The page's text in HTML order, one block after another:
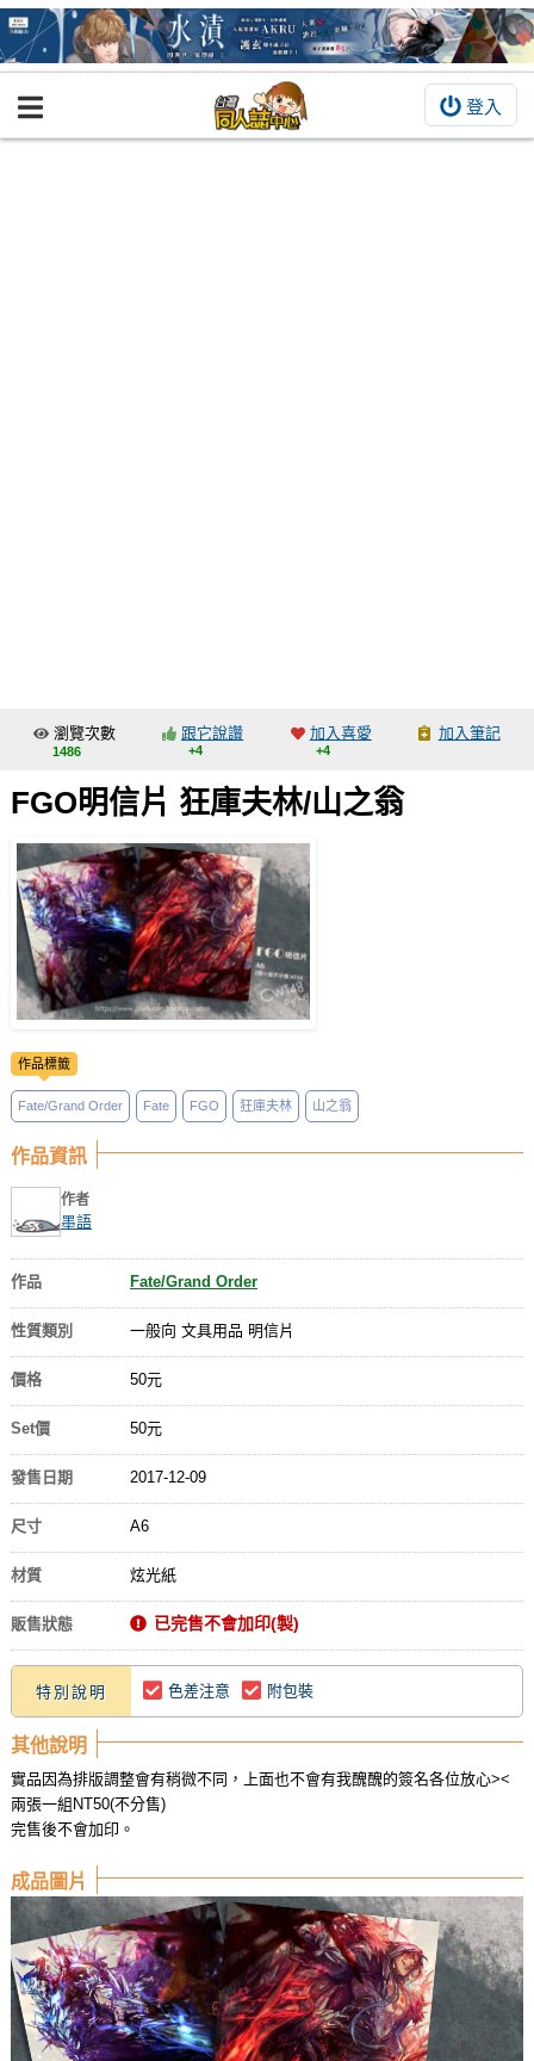
登入
BOOKY書集倉庫
交流中心
攤位轉讓區
會員中心
註冊會員
登入
瀏覽次數
1486
跟它說讚
+4
加入喜愛
+4
加入筆記
FGO明信片 狂庫夫林/山之翁
作品標籤
Fate/Grand Order Fate FGO 狂庫夫林 山之翁
作品資訊
作者
墨語
作品 Fate/Grand Order
性質類別 一般向 文具用品 明信片
價格 50元
Set價 50元
發售日期 2017-12-09
尺寸 A6
材質 炫光紙
販售狀態 已完售不會加印(製)
特別說明 色差注意 附包裝
其他說明
實品因為排版調整會有稍微不同，上面也不會有我醜醜的簽名各位放心><
兩張一組NT50(不分售)
完售後不會加印。
成品圖片